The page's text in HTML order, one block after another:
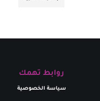
روابط تهمك
سياسة الخصوصية